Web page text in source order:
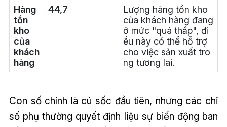
Hàng
tồn
kho
của
khách
hàng
44,7
Lượng hàng tồn kho
của khách hàng đang
ở mức "quá thấp", đi
ều này có thể hỗ trợ
cho việc sản xuất tro
ng tương lai.
Con số chính là cú sốc đầu tiên, nhưng các chỉ
số phụ thường quyết định liệu sự biến động ban